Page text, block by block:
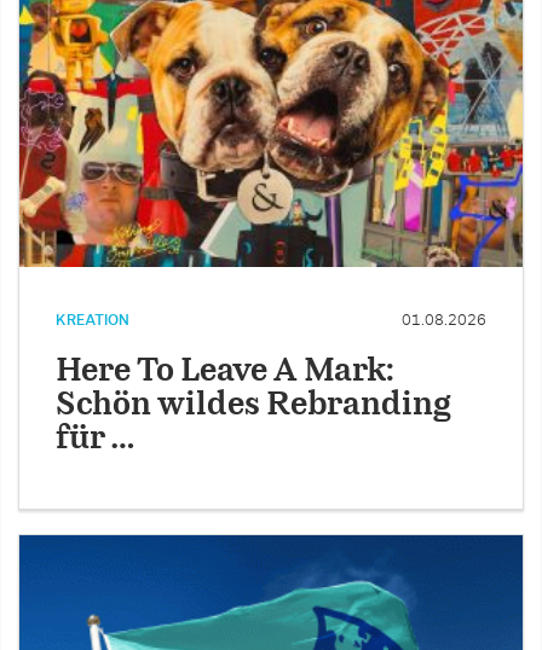
KREATION 01.08.2026
Here To Leave A Mark:
Schön wildes Rebranding
für …